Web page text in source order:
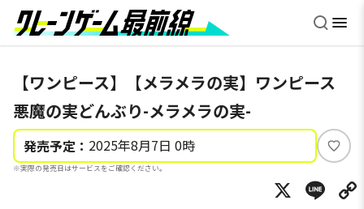
【ワンピース】【メラメラの実】ワンピース
悪魔の実どんぶり-メラメラの実-
発売予定： 2025年8月7日 0時
※実際の発売日はサービスをご確認ください。
い
ね
X